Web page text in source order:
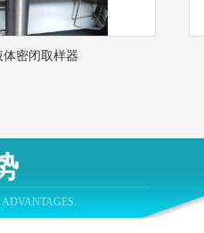
体密闭取样器